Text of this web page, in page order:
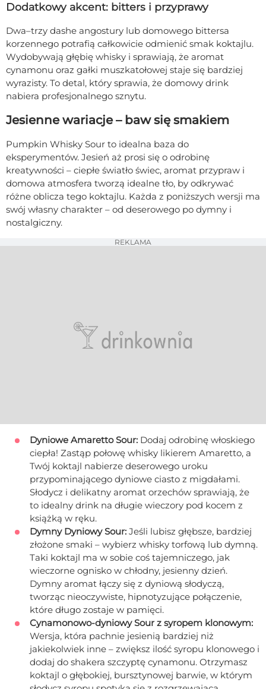
Dodatkowy akcent: bitters i przyprawy
Dwa–trzy dashe angostury lub domowego bittersa
korzennego potrafią całkowicie odmienić smak koktajlu.
Wydobywają głębię whisky i sprawiają, że aromat
cynamonu oraz gałki muszkatołowej staje się bardziej
wyrazisty. To detal, który sprawia, że domowy drink
nabiera profesjonalnego sznytu.
Jesienne wariacje – baw się smakiem
Pumpkin Whisky Sour to idealna baza do
eksperymentów. Jesień aż prosi się o odrobinę
kreatywności – ciepłe światło świec, aromat przypraw i
domowa atmosfera tworzą idealne tło, by odkrywać
różne oblicza tego koktajlu. Każda z poniższych wersji ma
swój własny charakter – od deserowego po dymny i
nostalgiczny.
REKLAMA
Dyniowe Amaretto Sour: Dodaj odrobinę włoskiego
ciepła! Zastąp połowę whisky likierem Amaretto, a
Twój koktajl nabierze deserowego uroku
przypominającego dyniowe ciasto z migdałami.
Słodycz i delikatny aromat orzechów sprawiają, że
to idealny drink na długie wieczory pod kocem z
książką w ręku.
Dymny Dyniowy Sour: Jeśli lubisz głębsze, bardziej
złożone smaki – wybierz whisky torfową lub dymną.
Taki koktajl ma w sobie coś tajemniczego, jak
wieczorne ognisko w chłodny, jesienny dzień.
Dymny aromat łączy się z dyniową słodyczą,
tworząc nieoczywiste, hipnotyzujące połączenie,
które długo zostaje w pamięci.
Cynamonowo-dyniowy Sour z syropem klonowym:
Wersja, która pachnie jesienią bardziej niż
jakiekolwiek inne – zwiększ ilość syropu klonowego i
dodaj do shakera szczyptę cynamonu. Otrzymasz
koktajl o głębokiej, bursztynowej barwie, w którym